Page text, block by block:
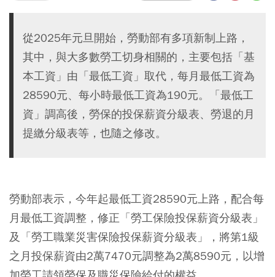
從2025年元旦開始，勞動部有多項新制上路，
其中，與大多數勞工切身相關的，主要包括「基
本工資」由「最低工資」取代，每月最低工資為
28590元、每小時最低工資為190元。「最低工
資」調高後，勞保的投保薪資分級表、勞退的月
提繳分級表等，也隨之修改。
勞動部表示，今年起最低工資28590元上路，配合每
月最低工資調整，修正「勞工保險投保薪資分級表」
及「勞工職業災害保險投保薪資分級表」，將第1級
之月投保薪資由2萬7470元調整為2萬8590元，以增